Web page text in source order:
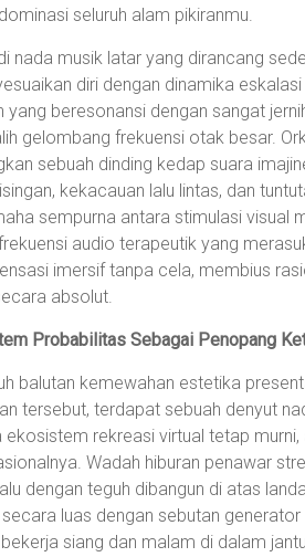
seluruh alam pikiranmu.
nada musik latar yang dirancang
diri dengan dinamika
yang beresonansi dengan sangat
gelombang frekuensi otak besar.
sebuah dinding kedap suara
kekacauan lalu lintas, dan
sempurna antara stimulasi
audio terapeutik yang
imersif tanpa cela, membius
absolut.
Probabilitas Sebagai Penopang
balutan kemewahan estetika
tersebut, terdapat sebuah denyut
ekosistem rekreasi virtual tetap
Wadah hiburan penawar
dengan teguh dibangun di atas
luas dengan sebutan
siang dan malam di dalam